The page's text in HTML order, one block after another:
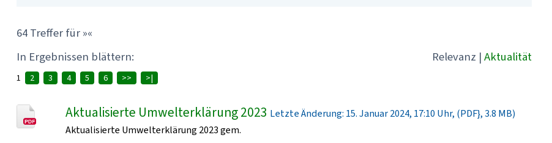
64 Treffer für »«
In Ergebnissen blättern:
Relevanz | Aktualität
1 2 3 4 5 6 >> >|
Aktualisierte Umwelterklärung 2023 Letzte Änderung: 15. Januar 2024, 17:10 Uhr, (PDF}, 3.8 MB)
Aktualisierte Umwelterklärung 2023 gem.